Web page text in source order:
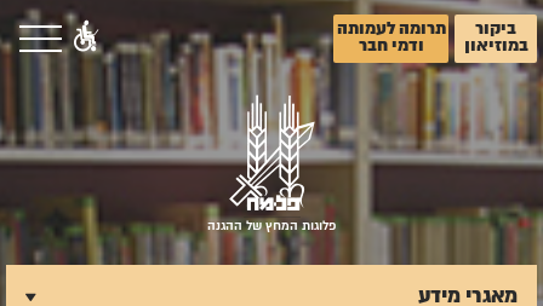
ביקור
במוזיאון
תרומה לעמותה
ודמי חבר
פלוגות המחץ של ההגנה
מאגרי מידע